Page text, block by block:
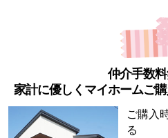
仲介手数料
家計に優しくマイホームご
ご購入
る